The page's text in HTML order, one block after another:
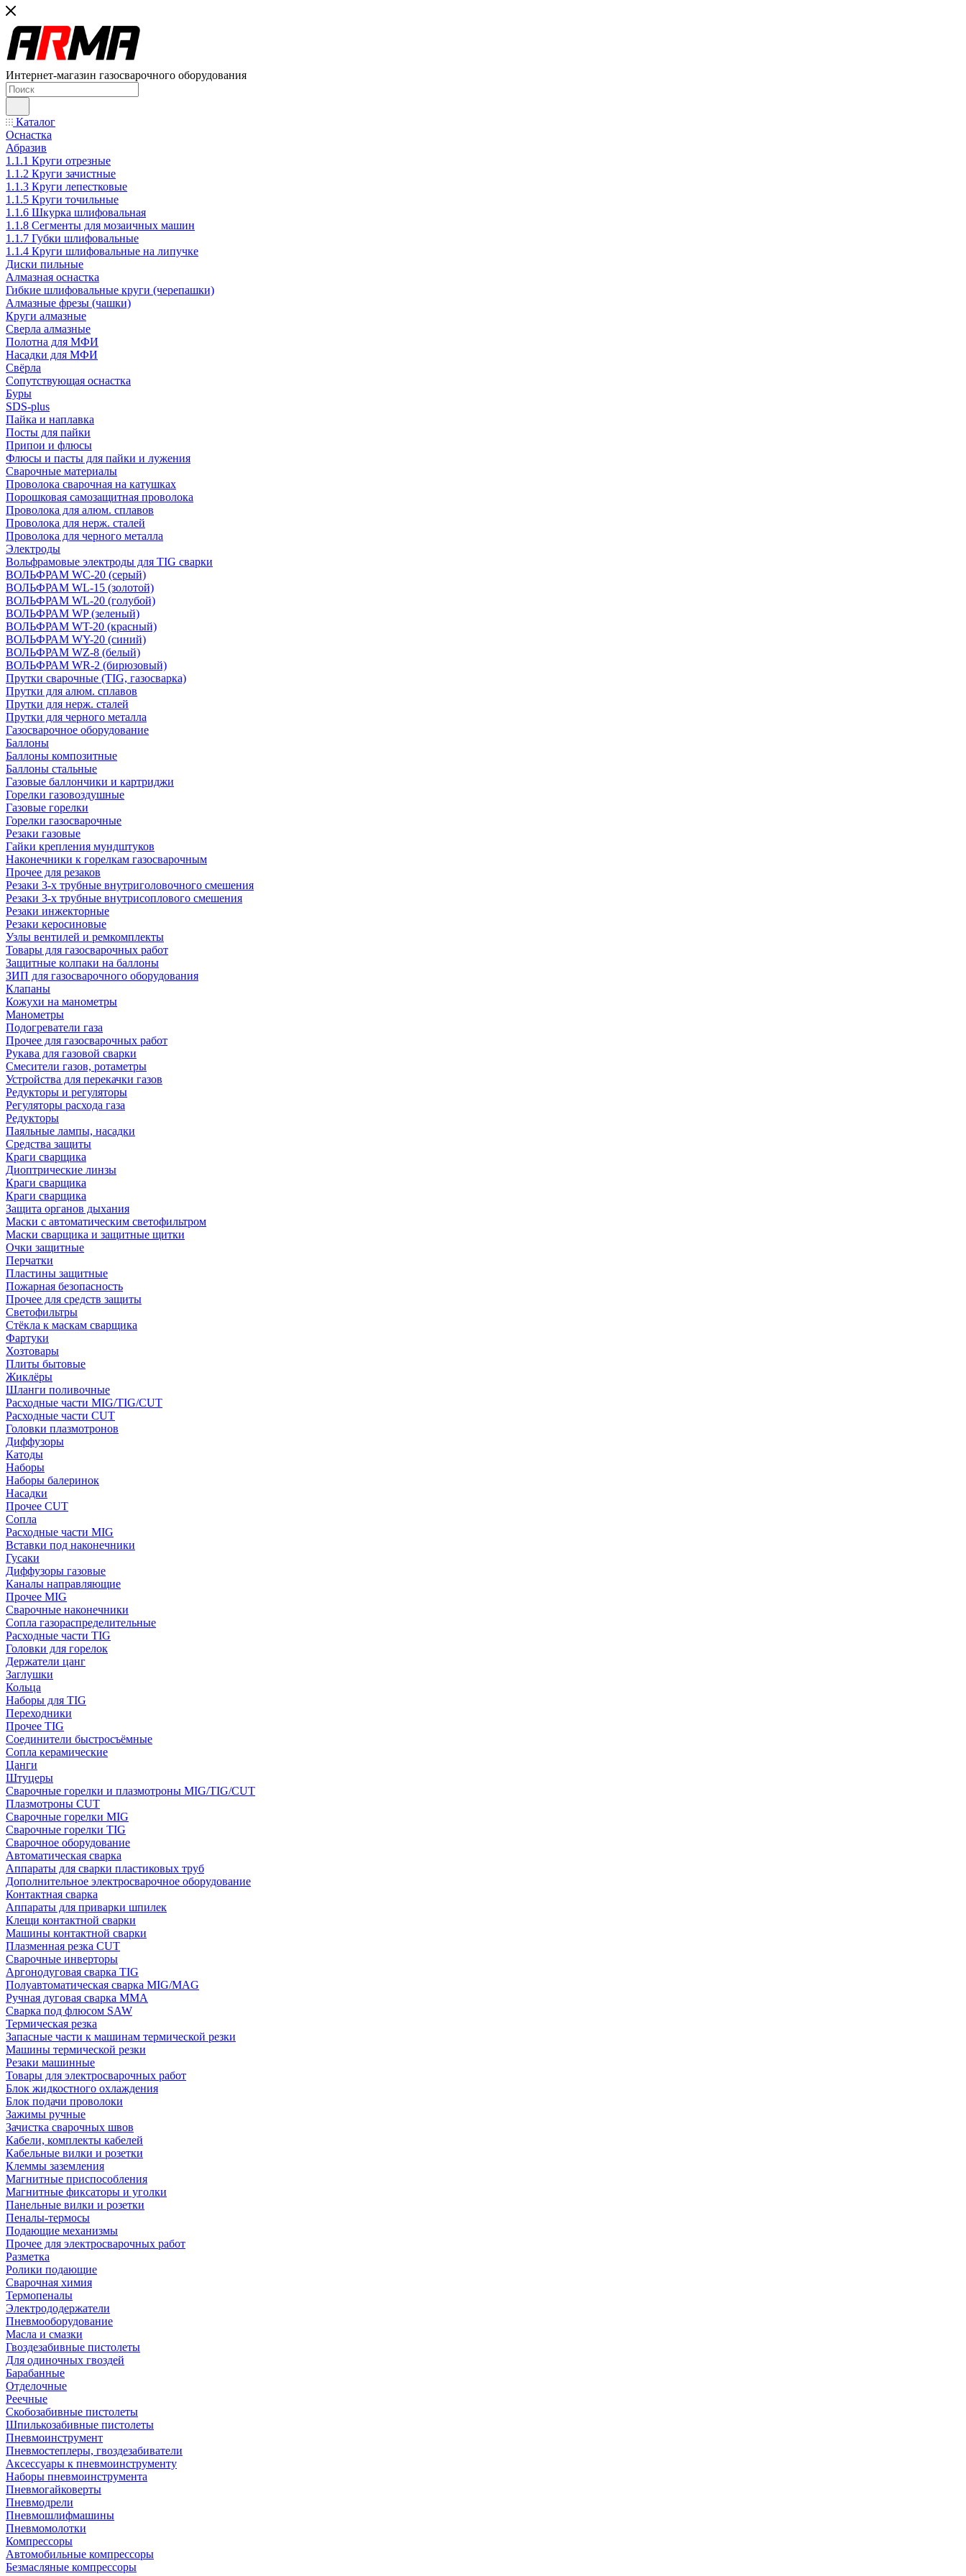
Интернет-магазин газосварочного оборудования
Каталог
Оснастка
Абразив
1.1.1 Круги отрезные
1.1.2 Круги зачистные
1.1.3 Круги лепестковые
1.1.5 Круги точильные
1.1.6 Шкурка шлифовальная
1.1.8 Сегменты для мозаичных машин
1.1.7 Губки шлифовальные
1.1.4 Круги шлифовальные на липучке
Диски пильные
Алмазная оснастка
Гибкие шлифовальные круги (черепашки)
Алмазные фрезы (чашки)
Круги алмазные
Сверла алмазные
Полотна для МФИ
Насадки для МФИ
Свёрла
Сопутствующая оснастка
Буры
SDS-plus
Пайка и наплавка
Посты для пайки
Припои и флюсы
Флюсы и пасты для пайки и лужения
Сварочные материалы
Проволока сварочная на катушках
Порошковая самозащитная проволока
Проволока для алюм. сплавов
Проволока для нерж. сталей
Проволока для черного металла
Электроды
Вольфрамовые электроды для TIG сварки
ВОЛЬФРАМ WC-20 (серый)
ВОЛЬФРАМ WL-15 (золотой)
ВОЛЬФРАМ WL-20 (голубой)
ВОЛЬФРАМ WP (зеленый)
ВОЛЬФРАМ WT-20 (красный)
ВОЛЬФРАМ WY-20 (синий)
ВОЛЬФРАМ WZ-8 (белый)
ВОЛЬФРАМ WR-2 (бирюзовый)
Прутки сварочные (TIG, газосварка)
Прутки для алюм. сплавов
Прутки для нерж. сталей
Прутки для черного металла
Газосварочное оборудование
Баллоны
Баллоны композитные
Баллоны стальные
Газовые баллончики и картриджи
Горелки газовоздушные
Газовые горелки
Горелки газосварочные
Резаки газовые
Гайки крепления мундштуков
Наконечники к горелкам газосварочным
Прочее для резаков
Резаки 3-х трубные внутриголовочного смешения
Резаки 3-х трубные внутрисоплового смешения
Резаки инжекторные
Резаки керосиновые
Узлы вентилей и ремкомплекты
Товары для газосварочных работ
Защитные колпаки на баллоны
ЗИП для газосварочного оборудования
Клапаны
Кожухи на манометры
Манометры
Подогреватели газа
Прочее для газосварочных работ
Рукава для газовой сварки
Смесители газов, ротаметры
Устройства для перекачки газов
Редукторы и регуляторы
Регуляторы расхода газа
Редукторы
Паяльные лампы, насадки
Средства защиты
Краги сварщика
Диоптрические линзы
Краги сварщика
Краги сварщика
Защита органов дыхания
Маски с автоматическим светофильтром
Маски сварщика и защитные щитки
Очки защитные
Перчатки
Пластины защитные
Пожарная безопасность
Прочее для средств защиты
Светофильтры
Стёкла к маскам сварщика
Фартуки
Хозтовары
Плиты бытовые
Жиклёры
Шланги поливочные
Расходные части MIG/TIG/CUT
Расходные части CUT
Головки плазмотронов
Диффузоры
Катоды
Наборы
Наборы балеринок
Насадки
Прочее CUT
Сопла
Расходные части MIG
Вставки под наконечники
Гусаки
Диффузоры газовые
Каналы направляющие
Прочее MIG
Сварочные наконечники
Сопла газораспределительные
Расходные части TIG
Головки для горелок
Держатели цанг
Заглушки
Кольца
Наборы для TIG
Переходники
Прочее TIG
Соединители быстросъёмные
Сопла керамические
Цанги
Штуцеры
Сварочные горелки и плазмотроны MIG/TIG/CUT
Плазмотроны CUT
Сварочные горелки MIG
Сварочные горелки TIG
Сварочное оборудование
Автоматическая сварка
Аппараты для сварки пластиковых труб
Дополнительное электросварочное оборудование
Контактная сварка
Аппараты для приварки шпилек
Клещи контактной сварки
Машины контактной сварки
Плазменная резка CUT
Сварочные инверторы
Аргонодуговая сварка TIG
Полуавтоматическая сварка MIG/MAG
Ручная дуговая сварка MMA
Сварка под флюсом SAW
Термическая резка
Запасные части к машинам термической резки
Машины термической резки
Резаки машинные
Товары для электросварочных работ
Блок жидкостного охлаждения
Блок подачи проволоки
Зажимы ручные
Зачистка сварочных швов
Кабели, комплекты кабелей
Кабельные вилки и розетки
Клеммы заземления
Магнитные приспособления
Магнитные фиксаторы и уголки
Панельные вилки и розетки
Пеналы-термосы
Подающие механизмы
Прочее для электросварочных работ
Разметка
Ролики подающие
Сварочная химия
Термопеналы
Электрододержатели
Пневмооборудование
Масла и смазки
Гвоздезабивные пистолеты
Для одиночных гвоздей
Барабанные
Отделочные
Реечные
Скобозабивные пистолеты
Шпилькозабивные пистолеты
Пневмоинструмент
Пневмостеплеры, гвоздезабиватели
Аксессуары к пневмоинструменту
Наборы пневмоинструмента
Пневмогайковерты
Пневмодрели
Пневмошлифмашины
Пневмомолотки
Компрессоры
Автомобильные компрессоры
Безмасляные компрессоры